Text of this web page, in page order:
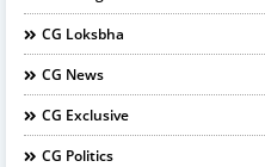
CG Loksbha
CG News
CG Exclusive
CG Politics